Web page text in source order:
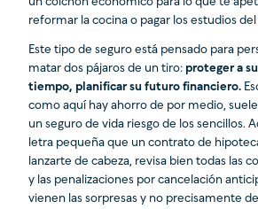
reformar la cocina o pagar los estudios
Este tipo de seguro está pensado para
matar dos pájaros de un tiro: proteger a
tiempo, planificar su futuro financiero.
como aquí hay ahorro de por medio,
un seguro de vida riesgo de los sencillos.
letra pequeña que un contrato de
lanzarte de cabeza, revisa bien todas las
y las penalizaciones por cancelación
vienen las sorpresas y no precisamente